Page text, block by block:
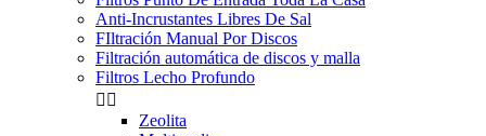
Anti-Incrustantes Libres De Sal
FIltración Manual Por Discos
Filtración automática de discos y malla
Filtros Lecho Profundo
 
Zeolita